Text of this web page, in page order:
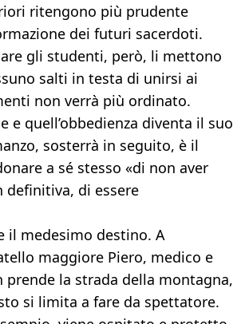
ritengono più prudente
dei futuri sacerdoti.
gli studenti, però, li mettono
salti in testa di unirsi ai
non verrà più ordinato.
e quell’obbedienza diventa il suo
sosterrà in seguito, è il
a sé stesso «di non aver
di essere
il medesimo destino. A
maggiore Piero, medico e
prende la strada della montagna,
si limita a fare da spettatore.